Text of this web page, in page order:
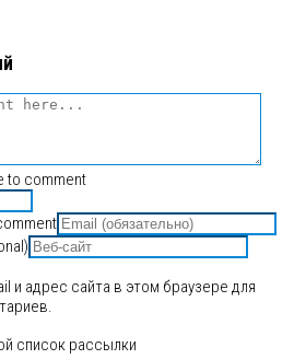
to comment
и адрес сайта в этом браузере для
список рассылки